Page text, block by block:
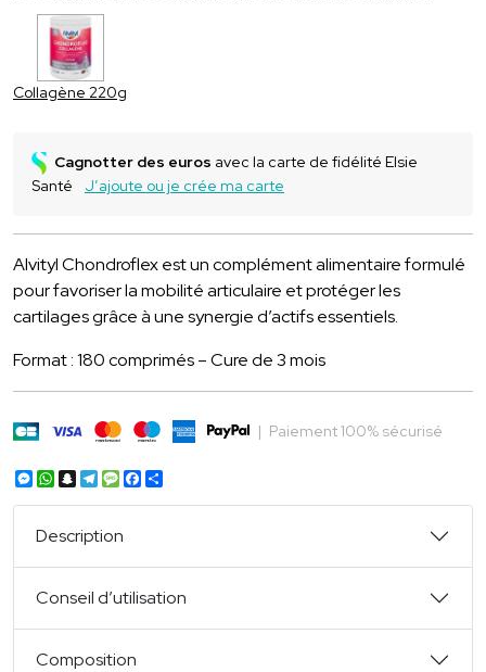
Collagène 220g
Cagnotter des euros avec la carte de fidélité Elsie
Santé
J’ajoute ou je crée ma carte
Alvityl Chondroflex est un complément alimentaire formulé
pour favoriser la mobilité articulaire et protéger les
cartilages grâce à une synergie d’actifs essentiels.
Format : 180 comprimés – Cure de 3 mois
| Paiement 100% sécurisé
Messenger
WhatsApp
Snapchat
Telegram
Message
Facebook
Description
Conseil d’utilisation
Composition